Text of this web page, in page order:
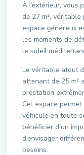
À l’extérieur, vous
de 27 m²,
espace généreux
les moments de
le soleil
Le véritable atout
attenant de 25 m²
prestation
Cet espace
véhicule en toute
bénéficier d’un
d’envisager
besoins.